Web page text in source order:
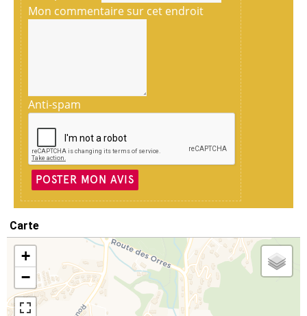
Mon commentaire sur cet endroit
Anti-spam
POSTER MON AVIS
Carte
+
−